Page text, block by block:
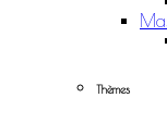
Thèmes